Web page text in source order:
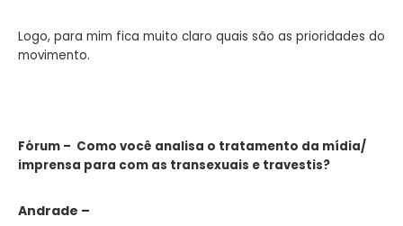
Logo, para mim fica muito claro quais são as prioridades do
movimento.
Fórum – Como você analisa o tratamento da mídia/
imprensa para com as transexuais e travestis?
Andrade –